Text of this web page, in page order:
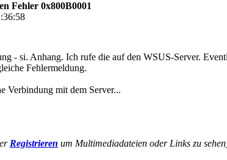
Fehler 0x800B0001
- si. Anhang. Ich rufe die auf den WSUS-Server.
Fehlermeldung.
Verbindung mit dem Server...
Registrieren um Multimediadateien oder Links zu